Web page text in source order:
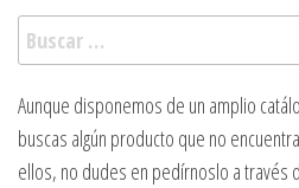
Buscar:
Aunque disponemos de un amplio
buscas algún producto que no
ellos, no dudes en pedírnoslo a través